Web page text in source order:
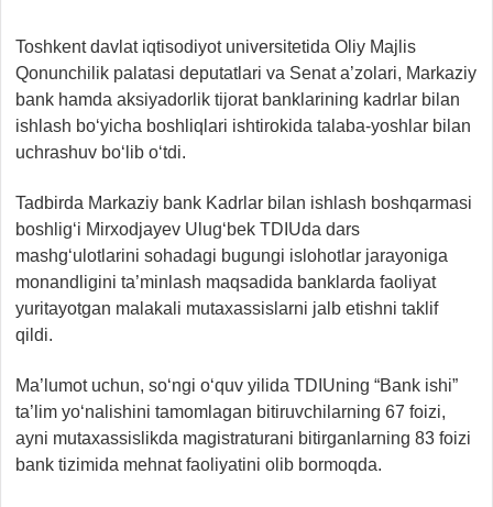
Toshkent davlat iqtisodiyot universitetida Oliy Majlis
Qonunchilik palatasi deputatlari va Senat a’zolari, Markaziy
bank hamda aksiyadorlik tijorat banklarining kadrlar bilan
ishlash bo‘yicha boshliqlari ishtirokida talaba-yoshlar bilan
uchrashuv bo‘lib o‘tdi.
Tadbirda Markaziy bank Kadrlar bilan ishlash boshqarmasi
boshlig‘i Mirxodjayev Ulug‘bek TDIUda dars
mashg‘ulotlarini sohadagi bugungi islohotlar jarayoniga
monandligini ta’minlash maqsadida banklarda faoliyat
yuritayotgan malakali mutaxassislarni jalb etishni taklif
qildi.
Ma’lumot uchun, so‘ngi o‘quv yilida TDIUning “Bank ishi”
ta’lim yo‘nalishini tamomlagan bitiruvchilarning 67 foizi,
ayni mutaxassislikda magistraturani bitirganlarning 83 foizi
bank tizimida mehnat faoliyatini olib bormoqda.